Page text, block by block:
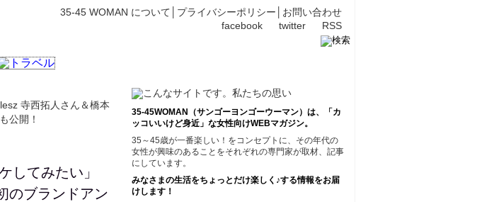
35-45 WOMAN について プライバシーポリシー
お問い合わせ
facebook
twitter RSS
寺西拓人さん＆橋本
公開！
してみたい」
のブランドアン
35-45WOMAN（サンゴーヨンゴーウーマン）は、「カ
ッコいいけど身近」な女性向けWEBマガジン。
35～45歳が一番楽しい！をコンセプトに、その年代の
女性が興味のあることをそれぞれの専門家が取材、記事
にしています。
みなさまの生活をちょっとだけ楽しく♪する情報をお届
けします！